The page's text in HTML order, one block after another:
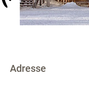
Adresse